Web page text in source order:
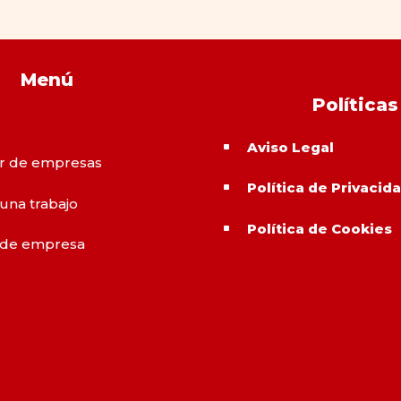
Menú
de empresas
trabajo
empresa
Políticas
^ Aviso Legal
^ Política de
^ Política de Cookies